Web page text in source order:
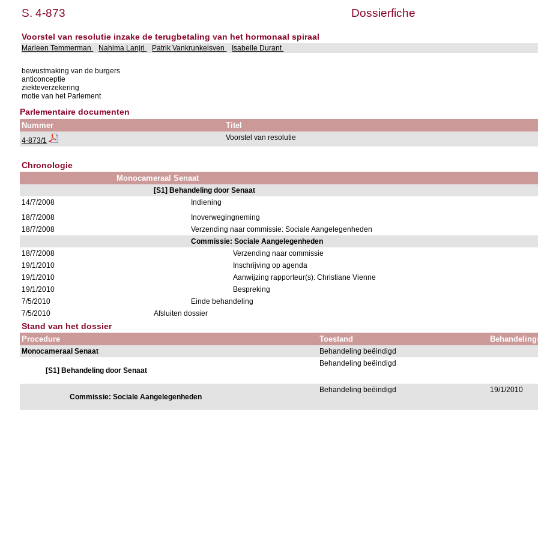
S. 4-873 Dossierfiche
Voorstel van resolutie inzake de terugbetaling van het hormonaal spiraal
Marleen Temmerman Nahima Lanjri Patrik Vankrunkelsven Isabelle Durant
bewustmaking van de burgers
anticonceptie
ziekteverzekering
motie van het Parlement
Parlementaire documenten
Nummer Titel
4-873/1 Voorstel van resolutie
Chronologie
Monocameraal Senaat
[S1] Behandeling door Senaat
14/7/2008
Indiening
18/7/2008
Inoverwegingneming
18/7/2008
Verzending naar commissie: Sociale Aangelegenheden
Commissie: Sociale Aangelegenheden
18/7/2008
Verzending naar commissie
19/1/2010
Inschrijving op agenda
19/1/2010
Aanwijzing rapporteur(s): Christiane Vienne
19/1/2010
Bespreking
7/5/2010
Einde behandeling
7/5/2010
Afsluiten dossier
Stand van het dossier
Procedure Toestand
Monocameraal Senaat Behandeling beëindigd
[S1] Behandeling door Senaat
Behandeling beëindigd
Commissie: Sociale Aangelegenheden
Behandeling beëindigd 19/1/2010